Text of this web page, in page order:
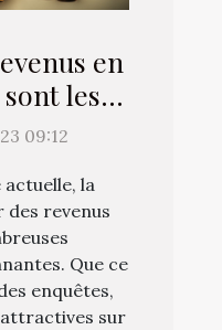
en
les
à
09:12
la
des revenus
Que ce
enquêtes,
sur